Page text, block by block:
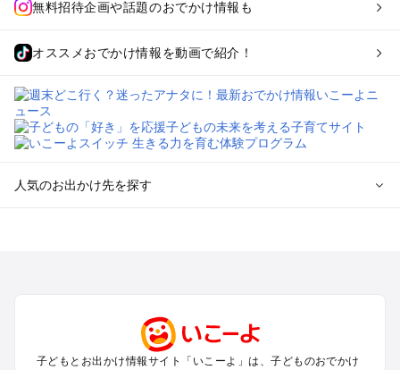
無料招待企画や話題のおでかけ情報も
オススメおでかけ情報を動画で紹介！
人気のお出かけ先を探す
関西のプールおでかけ
中国･四国のプールおでかけ
子どもとお出かけ情報サイト「いこーよ」は、子どものおでかけ